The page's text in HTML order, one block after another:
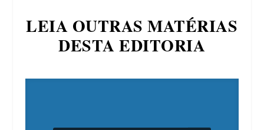
LEIA OUTRAS MATÉRIAS
DESTA EDITORIA